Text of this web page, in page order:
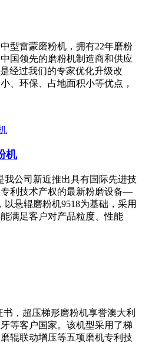
型雷蒙磨粉机，拥有22年磨粉
国领先的磨粉机制造商和供应
经过我们的专家优化升级改
、环保、占地面积小等优点，
机
我公司新近推出具有国际先进技
利技术产权的最新粉磨设备—
悬辊磨粉机9518为基础，采用
满足客户对产品粒度、性能
，超压梯形磨粉机享誉澳大利
等客户国家。该机型采用了梯
辊联动增压等五项磨机专利技